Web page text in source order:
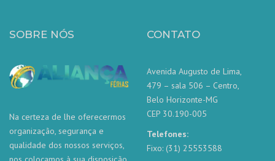
SOBRE NÓS
Na certeza de lhe oferecermos
organização, segurança e
qualidade dos nossos serviços,
CONTATO
Avenida Augusto de Lima,
479 – sala 506 – Centro,
Belo Horizonte-MG
CEP 30.190-005
Telefones:
Fixo: (31) 25553588